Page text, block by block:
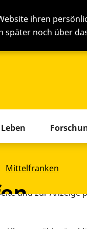
ihren
später noch über
Leben
Mittelfranken
die für den
und zur Anzeige